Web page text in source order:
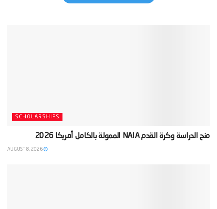
SCHOLARSHIPS
‫منح الدراسة وكرة القدم NAIA الممولة بالكامل أمريكا 2026‬